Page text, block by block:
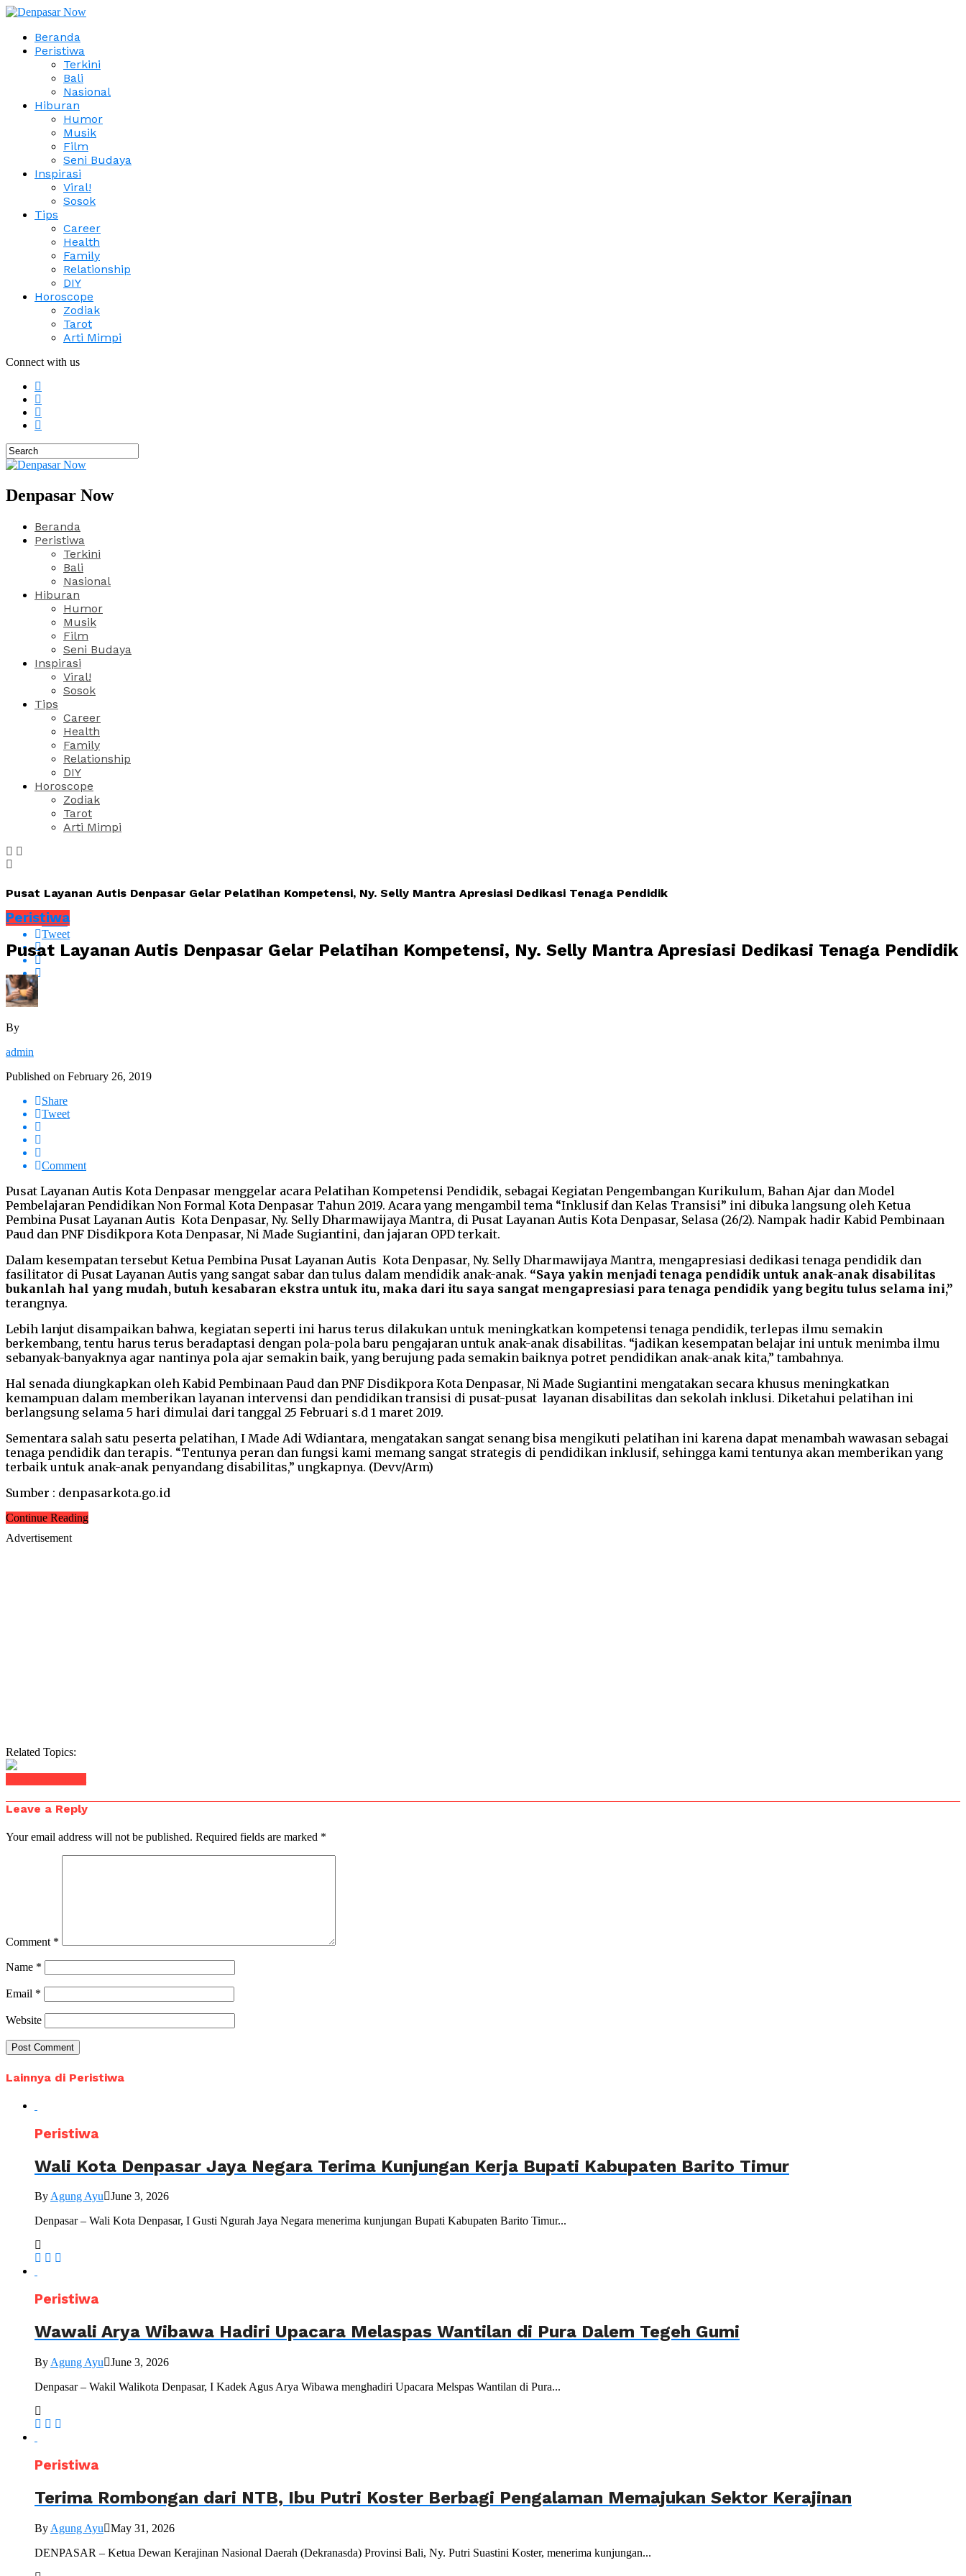
Beranda
Peristiwa
Terkini
Bali
Nasional
Hiburan
Humor
Musik
Film
Seni Budaya
Inspirasi
Viral!
Sosok
Tips
Career
Health
Family
Relationship
DIY
Horoscope
Zodiak
Tarot
Arti Mimpi
Connect with us
Denpasar Now
Beranda
Peristiwa
Terkini
Bali
Nasional
Hiburan
Humor
Musik
Film
Seni Budaya
Inspirasi
Viral!
Sosok
Tips
Career
Health
Family
Relationship
DIY
Horoscope
Zodiak
Tarot
Arti Mimpi
Pusat Layanan Autis Denpasar Gelar Pelatihan Kompetensi, Ny. Selly Mantra Apresiasi Dedikasi Tenaga Pendidik
Share
Tweet
Peristiwa
Pusat Layanan Autis Denpasar Gelar Pelatihan Kompetensi, Ny. Selly Mantra Apresiasi Dedikasi Tenaga Pendidik
By
admin
Published on February 26, 2019
Share
Tweet
Comment
Pusat Layanan Autis Kota Denpasar menggelar acara Pelatihan Kompetensi Pendidik, sebagai Kegiatan Pengembangan Kurikulum, Bahan Ajar dan Model
Pembelajaran Pendidikan Non Formal Kota Denpasar Tahun 2019. Acara yang mengambil tema “Inklusif dan Kelas Transisi” ini dibuka langsung oleh Ketua
Pembina Pusat Layanan Autis Kota Denpasar, Ny. Selly Dharmawijaya Mantra, di Pusat Layanan Autis Kota Denpasar, Selasa (26/2). Nampak hadir Kabid Pembinaan
Paud dan PNF Disdikpora Kota Denpasar, Ni Made Sugiantini, dan jajaran OPD terkait.
Dalam kesempatan tersebut Ketua Pembina Pusat Layanan Autis Kota Denpasar, Ny. Selly Dharmawijaya Mantra, mengapresiasi dedikasi tenaga pendidik dan
fasilitator di Pusat Layanan Autis yang sangat sabar dan tulus dalam mendidik anak-anak. “Saya yakin menjadi tenaga pendidik untuk anak-anak disabilitas
bukanlah hal yang mudah, butuh kesabaran ekstra untuk itu, maka dari itu saya sangat mengapresiasi para tenaga pendidik yang begitu tulus selama ini,”
terangnya.
Lebih lanjut disampaikan bahwa, kegiatan seperti ini harus terus dilakukan untuk meningkatkan kompetensi tenaga pendidik, terlepas ilmu semakin
berkembang, tentu harus terus beradaptasi dengan pola-pola baru pengajaran untuk anak-anak disabilitas. “jadikan kesempatan belajar ini untuk menimba ilmu
sebanyak-banyaknya agar nantinya pola ajar semakin baik, yang berujung pada semakin baiknya potret pendidikan anak-anak kita,” tambahnya.
Hal senada diungkapkan oleh Kabid Pembinaan Paud dan PNF Disdikpora Kota Denpasar, Ni Made Sugiantini mengatakan secara khusus meningkatkan
kemampuan dalam memberikan layanan intervensi dan pendidikan transisi di pusat-pusat layanan disabilitas dan sekolah inklusi. Diketahui pelatihan ini
berlangsung selama 5 hari dimulai dari tanggal 25 Februari s.d 1 maret 2019.
Sementara salah satu peserta pelatihan, I Made Adi Wdiantara, mengatakan sangat senang bisa mengikuti pelatihan ini karena dapat menambah wawasan sebagai
tenaga pendidik dan terapis. “Tentunya peran dan fungsi kami memang sangat strategis di pendidikan inklusif, sehingga kami tentunya akan memberikan yang
terbaik untuk anak-anak penyandang disabilitas,” ungkapnya. (Devv/Arm)
Sumber : denpasarkota.go.id
Continue Reading
Advertisement
Related Topics:
Leave a Reply
Your email address will not be published. Required fields are marked *
Comment *
Name *
Email *
Website
Lainnya di Peristiwa
Peristiwa
Wali Kota Denpasar Jaya Negara Terima Kunjungan Kerja Bupati Kabupaten Barito Timur
ByAgung Ayu June 3, 2026
Denpasar – Wali Kota Denpasar, I Gusti Ngurah Jaya Negara menerima kunjungan Bupati Kabupaten Barito Timur...
Peristiwa
Wawali Arya Wibawa Hadiri Upacara Melaspas Wantilan di Pura Dalem Tegeh Gumi
By Agung Ayu
June 3, 2026
Denpasar – Wakil Walikota Denpasar, I Kadek Agus Arya Wibawa menghadiri Upacara Melspas Wantilan di Pura...
Peristiwa
Terima Rombongan dari NTB, Ibu Putri Koster Berbagi Pengalaman Memajukan Sektor Kerajinan
By Agung Ayu
May 31, 2026
DENPASAR – Ketua Dewan Kerajinan Nasional Daerah (Dekranasda) Provinsi Bali, Ny. Putri Suastini Koster, menerima kunjungan...